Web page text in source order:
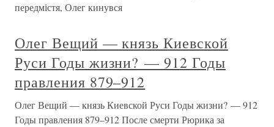
передмістя, Олег кинувся
Олег Вещий — князь Киевской
Руси Годы жизни? — 912 Годы
правления 879–912
Олег Вещий — князь Киевской Руси Годы жизни? — 912
Годы правления 879–912 После смерти Рюрика за